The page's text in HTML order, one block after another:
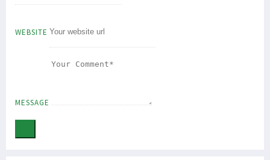
WEBSITE
MESSAGE